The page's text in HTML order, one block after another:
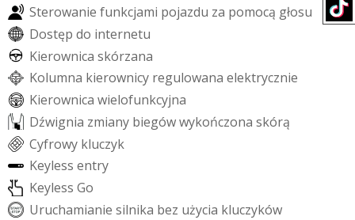
Sterowanie funkcjami pojazdu za pomocą głosu
Dostęp do internetu
Kierownica skórzana
Kolumna kierownicy regulowana elektrycznie
Kierownica wielofunkcyjna
Dźwignia zmiany biegówwykończona skórą
Cyfrowy kluczyk
Keyless entry
Keyless Go
Uruchamianie silnika bez użycia kluczyków